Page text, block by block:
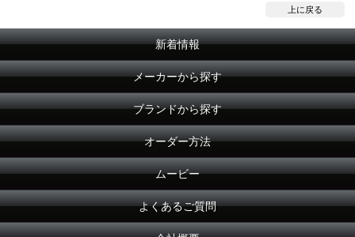
上に戻る
新着情報
メーカーから探す
ブランドから探す
オーダー方法
ムービー
よくあるご質問